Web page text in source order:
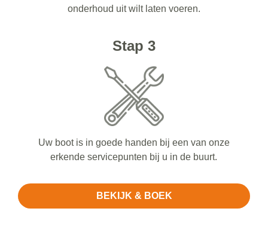
onderhoud uit wilt laten voeren.
Stap 3
Uw boot is in goede handen bij een van onze
erkende servicepunten bij u in de buurt.
BEKIJK & BOEK